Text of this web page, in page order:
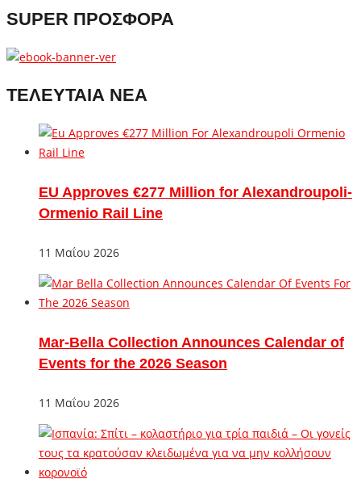
SUPER ΠΡΟΣΦΟΡΑ
ΤΕΛΕΥΤΑΙΑ ΝΕΑ
EU Approves €277 Million for Alexandroupoli-
Ormenio Rail Line
11 Μαΐου 2026
Mar-Bella Collection Announces Calendar of
Events for the 2026 Season
11 Μαΐου 2026